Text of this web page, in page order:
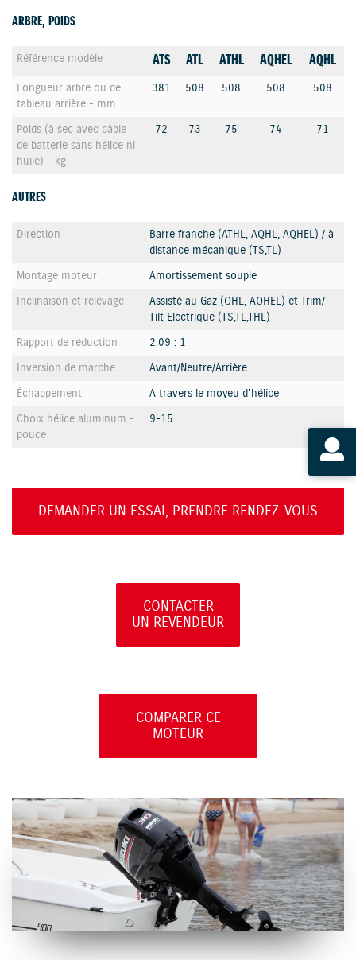
ARBRE, POIDS
Référence modèle ATS ATL ATHL AQHEL AQHL
Longueur arbre ou de
tableau arrière - mm
381 508 508 508 508
Poids (à sec avec câble
de batterie sans hélice ni
huile) - kg
72 73 75 74 71
AUTRES
Direction
Barre franche (ATHL, AQHL, AQHEL) / à
distance mécanique (TS,TL)
Montage moteur
Amortissement souple
Inclinaison et relevage
Assisté au Gaz (QHL, AQHEL) et Trim/
Tilt Electrique (TS,TL,THL)
Rapport de réduction
2.09 : 1
Inversion de marche
Avant/Neutre/Arrière
Échappement
A travers le moyeu d'hélice
Choix hélice aluminum -
pouce
9-15
DEMANDER UN ESSAI, PRENDRE RENDEZ-VOUS
CONTACTER
UN REVENDEUR
COMPARER CE
MOTEUR